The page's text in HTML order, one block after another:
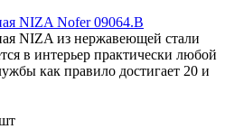
NIZA Nofer 09064.B
NIZA из нержавеющей стали
в интерьер практически любой
как правило достигает 20 и